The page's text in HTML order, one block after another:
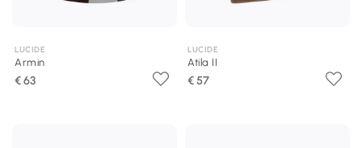
LUCIDE
Armin
€ 63
LUCIDE
Atila II
€ 57